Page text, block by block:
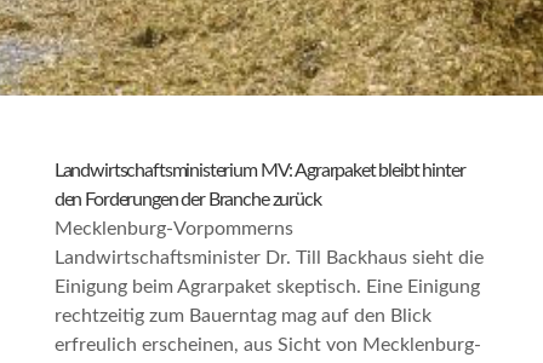
Landwirtschaftsministerium MV: Agrarpaket bleibt hinter
den Forderungen der Branche zurück
Mecklenburg-Vorpommerns
Landwirtschaftsminister Dr. Till Backhaus sieht die
Einigung beim Agrarpaket skeptisch. Eine Einigung
rechtzeitig zum Bauerntag mag auf den Blick
erfreulich erscheinen, aus Sicht von Mecklenburg-